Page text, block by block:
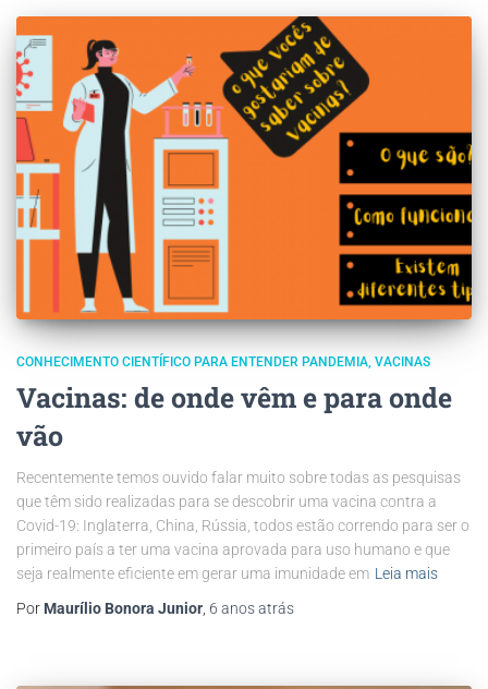
CONHECIMENTO CIENTÍFICO PARA ENTENDER PANDEMIA VACINAS
Vacinas: de onde vêm e para onde
vão
Recentemente temos ouvido falar muito sobre todas as pesquisas
que têm sido realizadas para se descobrir uma vacina contra a
Covid-19: Inglaterra, China, Rússia, todos estão correndo para ser o
primeiro país a ter uma vacina aprovada para uso humano e que
seja realmente eficiente em gerar uma imunidade em Leia mais
Por Maurílio Bonora Junior, 6 anosatrás